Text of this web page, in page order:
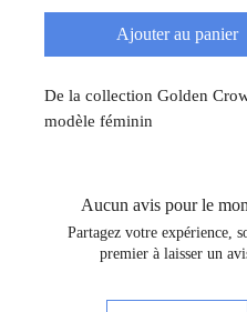
Ajouter au panier
De la collection Golden
modèle féminin
Aucun avis pour le
Partagez votre expérience,
premier à laisser un